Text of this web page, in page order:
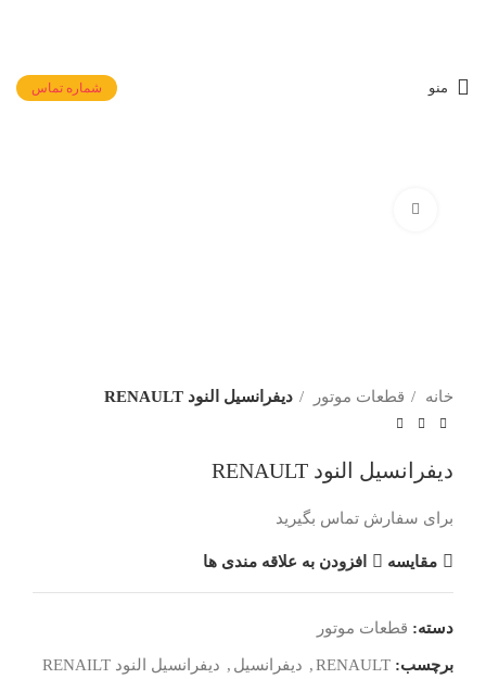
منو شماره تماس
خانه قطعات موتور دیفرانسیل النود RENAULT
دیفرانسیل النود RENAULT
برای سفارش تماس بگیرید
مقایسه افزودن به علاقه مندی ها
دسته: قطعات موتور
برچسب: RENAULT
, دیفرانسیل , دیفرانسیل النود RENAILT